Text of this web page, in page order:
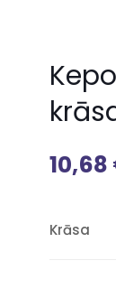
10,68
Krāsa